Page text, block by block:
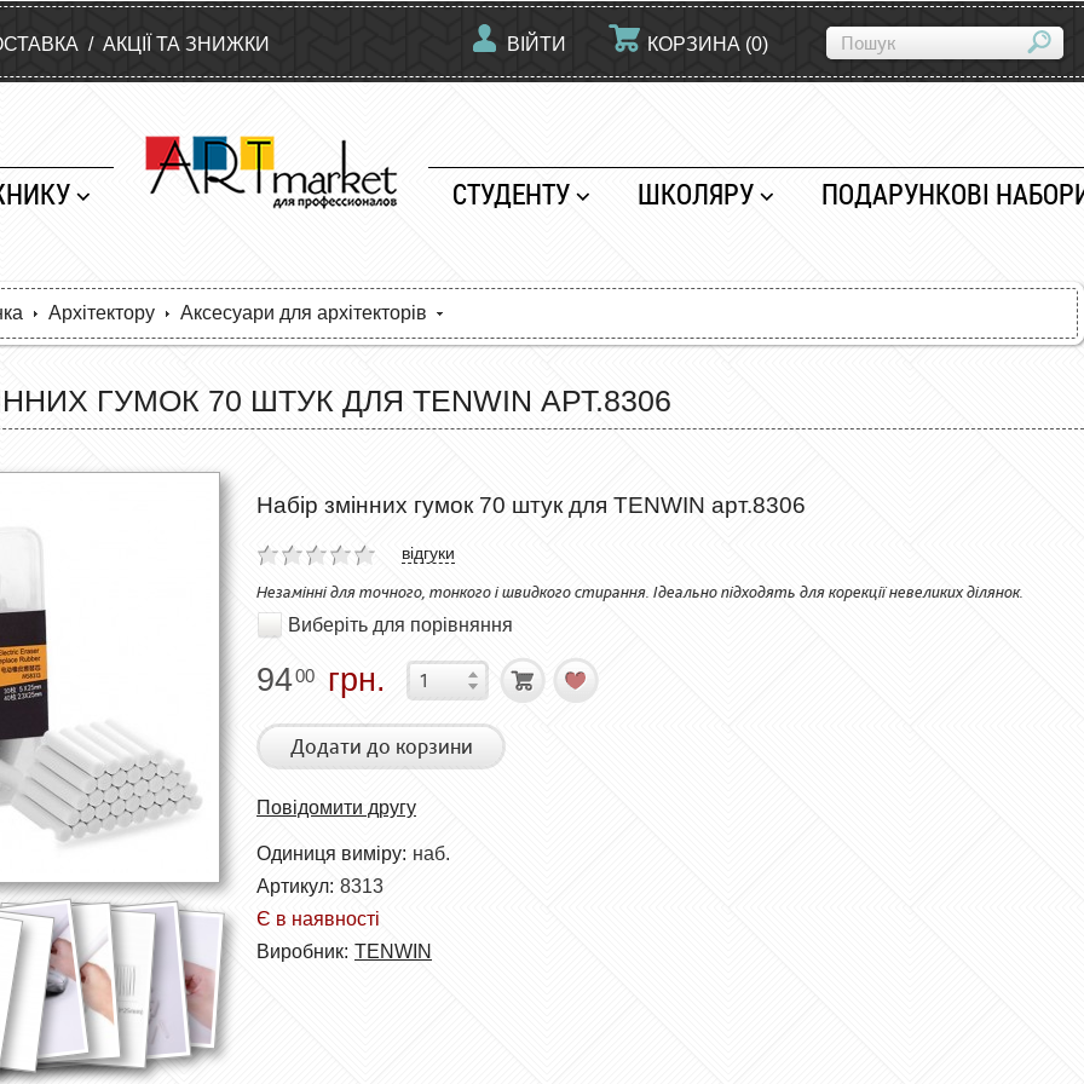
/ АКЦІЇ ТА ЗНИЖКИ ВІЙТИ КОРЗИНА (0)
СТУДЕНТУ ШКОЛЯРУ ПОДАРУНКОВІ
Архітектору Аксесуари для архітекторів
ГУМОК 70 ШТУК ДЛЯ TENWIN АРТ.8306
Набір змінних гумок 70 штук для TENWIN арт.8306
відгуки
Незамінні для точного, тонкого і швидкого стирання. Ідеально підходять для корекції невеликих ділянок.
Виберіть для порівняння
9400 грн.
Додати до корзини
Повідомити другу
Одиниця виміру: наб.
Артикул: 8313
Є в наявності
Виробник: TENWIN